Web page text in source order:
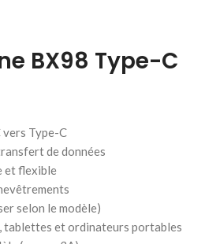
BX98 Type-C
vers Type-C
de données
et flexible
selon le modèle)
tablettes et ordinateurs portables